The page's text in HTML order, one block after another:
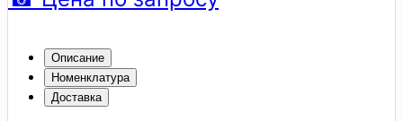
Описание
Номенклатура
Доставка